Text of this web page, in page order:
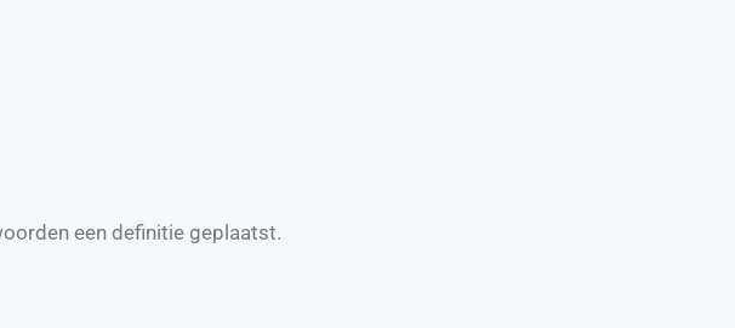
een definitie geplaatst.